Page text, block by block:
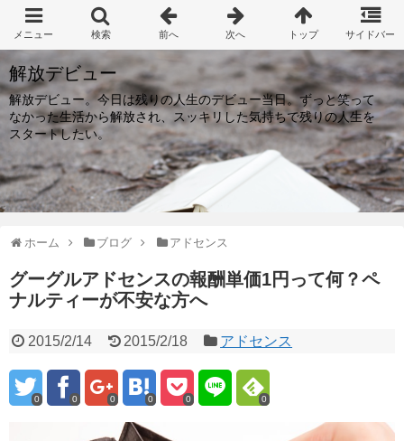
解放デビュー
解放デビュー。今日は残りの人生のデビュー当日。ずっと笑って
なかった生活から解放され、スッキリした気持ちで残りの人生を
スタートしたい。
ホーム ブログ アドセンス
グーグルアドセンスの報酬単価1円って何？ペ
ナルティーが不安な方へ
2015/2/14 2015/2/18 アドセンス
0 0 0 0 0 0